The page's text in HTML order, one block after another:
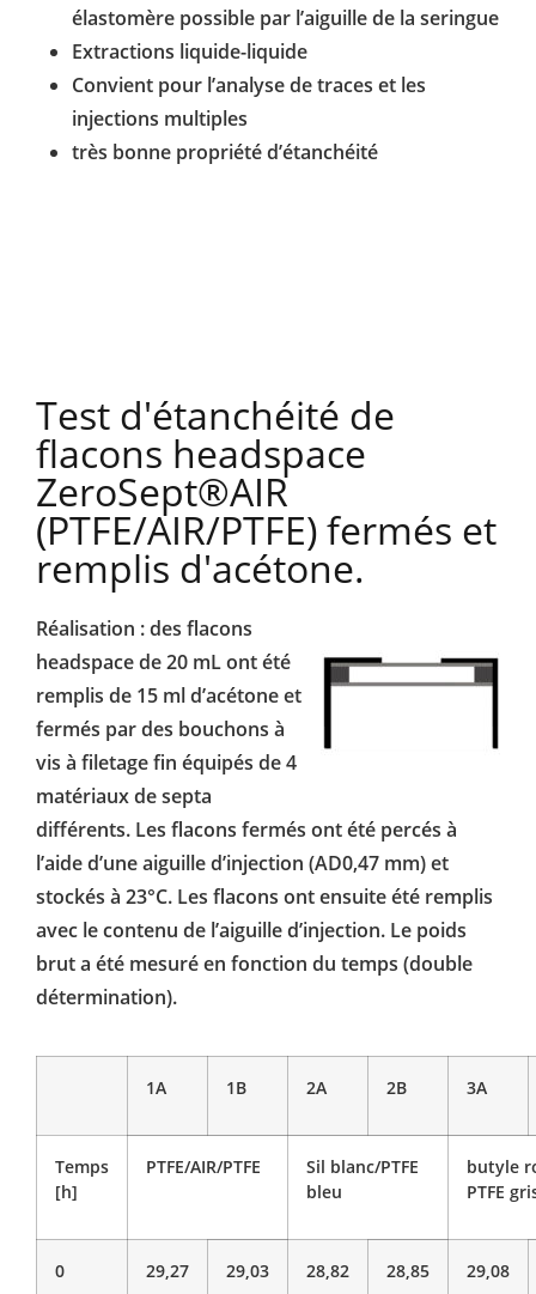
élastomère possible par l’aiguille de la seringue
Extractions liquide-liquide
Convient pour l’analyse de traces et les
injections multiples
très bonne propriété d’étanchéité
Test d'étanchéité de
flacons headspace
ZeroSept®AIR
(PTFE/AIR/PTFE) fermés et
remplis d'acétone.
Réalisation : des flacons
headspace de 20 mL ont été
remplis de 15 ml d’acétone et
fermés par des bouchons à
vis à filetage fin équipés de 4
matériaux de septa
différents. Les flacons fermés ont été percés à
l’aide d’une aiguille d’injection (AD0,47 mm) et
stockés à 23°C. Les flacons ont ensuite été remplis
avec le contenu de l’aiguille d’injection. Le poids
brut a été mesuré en fonction du temps (double
détermination).
1A 1B 2A 2B 3A
Temps
[h]
PTFE/AIR/PTFE
Sil blanc/PTFE
bleu
butyle
PTFE
0 29,27 29,03 28,82 28,85 29,08